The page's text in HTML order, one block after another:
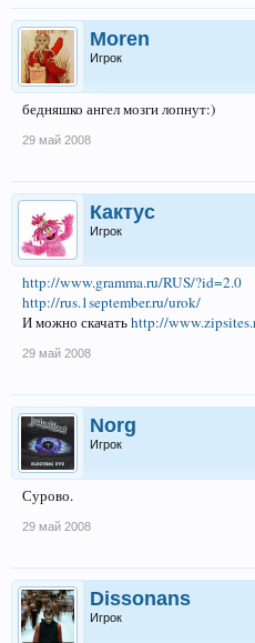
Moren
Игрок
бедняшко ангел мозги лопнут:)
29 май 2008
Кактус
Игрок
http://www.gramma.ru/RUS/?id=2.0
http://rus.1september.ru/urok/
И можно скачатьhttp://
29 май 2008
Norg
Игрок
Сурово.
29 май 2008
Dissonans
Игрок